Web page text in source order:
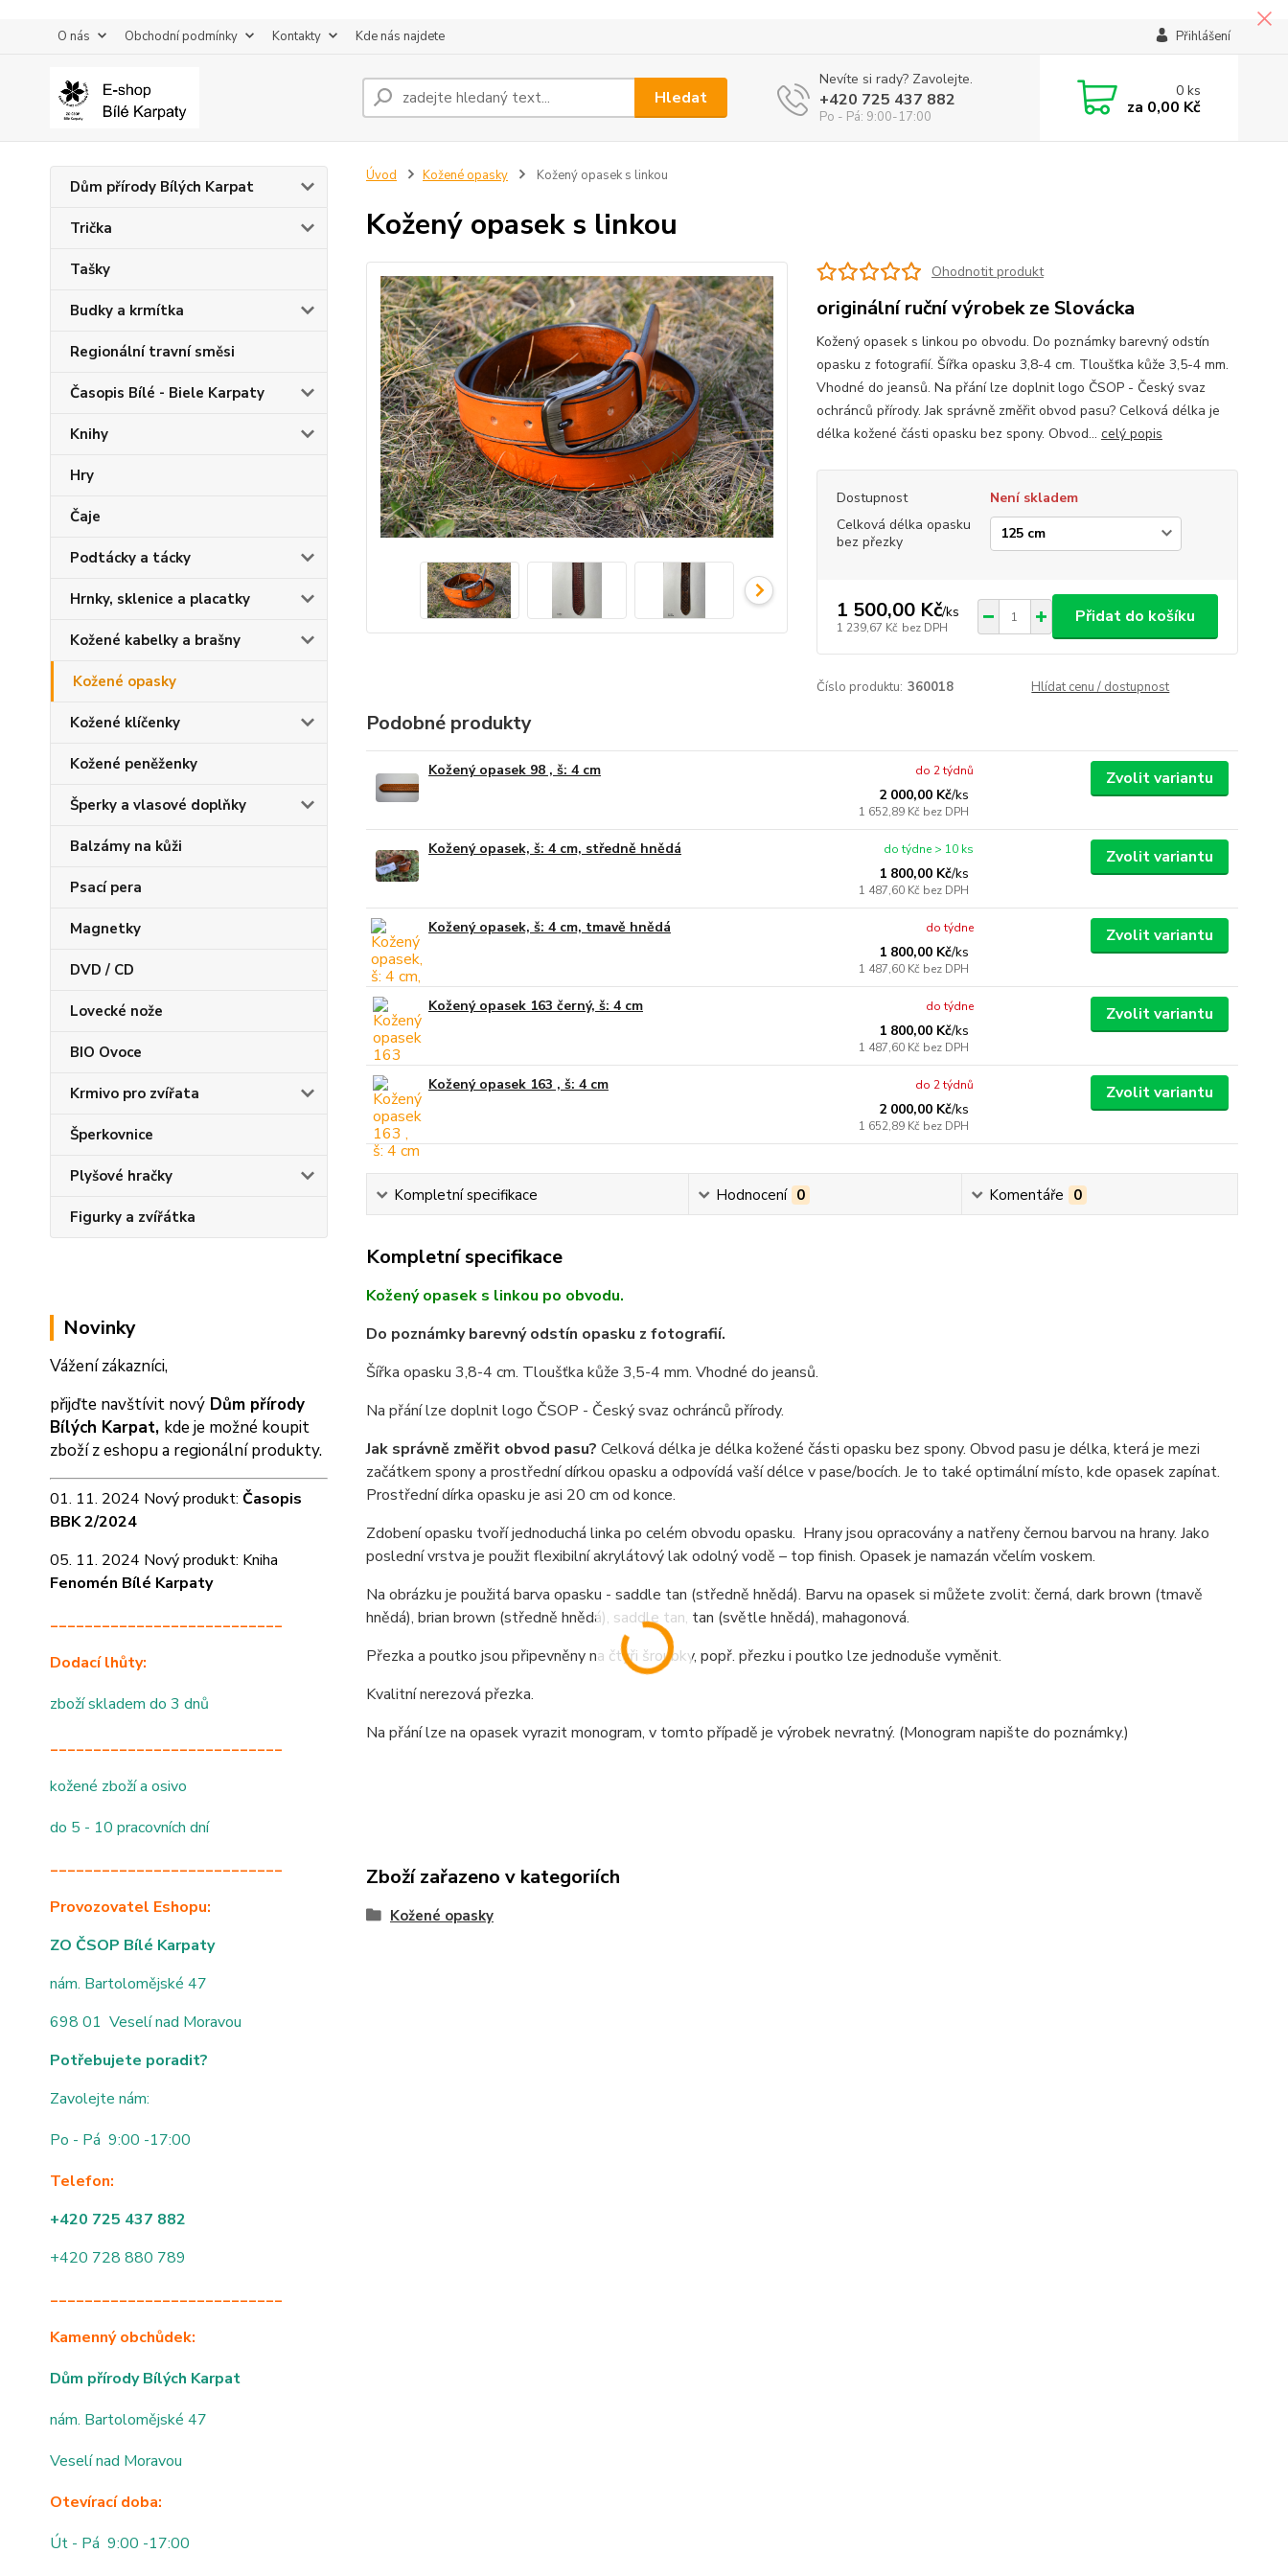
O nás Obchodní podmínky Kontakty Kde nás najdete Přihlášení
Hledat
Nevíte si rady? Zavolejte.
+420 725 437 882
Po - Pá: 9:00-17:00
0ks
za 0,00 Kč
Dům přírody Bílých Karpat
Trička
Tašky
Budky a krmítka
Regionální travní směsi
Časopis Bílé - Biele Karpaty
Knihy
Hry
Čaje
Podtácky a tácky
Hrnky, sklenice a placatky
Kožené kabelky a brašny
Kožené opasky
Kožené klíčenky
Kožené peněženky
Šperky a vlasové doplňky
Balzámy na kůži
Psací pera
Magnetky
DVD / CD
Lovecké nože
BIO Ovoce
Krmivo pro zvířata
Šperkovnice
Plyšové hračky
Figurky a zvířátka
Novinky
Vážení zákazníci,
přijďte navštívit nový Dům přírody
Bílých Karpat, kde je možné koupit
zboží z eshopu a regionální produkty.
01. 11. 2024 Nový produkt: Časopis
BBK 2/2024
05. 11. 2024 Nový produkt: Kniha
Fenomén Bílé Karpaty
___________________________
Dodací lhůty:
zboží skladem do 3 dnů
___________________________
kožené zboží a osivo
do 5 - 10 pracovních dní
___________________________
Provozovatel Eshopu:
ZO ČSOP Bílé Karpaty
nám. Bartolomějské 47
698 01 Veselí nad Moravou
Potřebujete poradit?
Zavolejte nám:
Po - Pá 9:00 -17:00
Telefon:
+420 725 437 882
+420 728 880 789
___________________________
Kamenný obchůdek:
Dům přírody Bílých Karpat
nám. Bartolomějské 47
Veselí nad Moravou
Otevírací doba:
Út - Pá 9:00 -17:00
Úvod Kožené opasky Kožený opasek s linkou
Kožený opasek s linkou
Ohodnotit produkt
originální ruční výrobek ze Slovácka
Kožený opasek s linkou po obvodu. Do poznámky barevný odstín
opasku z fotografií. Šířka opasku 3,8-4 cm. Tloušťka kůže 3,5-4 mm.
Vhodné do jeansů. Na přání lze doplnit logo ČSOP - Český svaz
ochránců přírody. Jak správně změřit obvod pasu? Celková délka je
délka kožené části opasku bez spony. Obvod... celý popis
Dostupnost
Není skladem
Celková délka opasku
bez přezky
1 500,00 Kč/ks
1 239,67 Kč bez DPH
Přidat do košíku
Číslo produktu: 360018 Hlídat cenu / dostupnost
Podobné produkty
Kožený opasek 98 , š: 4 cm
2 000,00 Kč/ks
1 652,89 Kč bez DPH
do 2 týdnů Zvolit variantu
Kožený opasek, š: 4 cm, středně hnědá
1 800,00 Kč/ks
1 487,60 Kč bez DPH
do týdne > 10 ks Zvolit variantu
Kožený opasek, š: 4 cm, tmavě hnědá
1 800,00 Kč/ks
1 487,60 Kč bez DPH
do týdne Zvolit variantu
Kožený opasek 163 černý, š: 4 cm
1 800,00 Kč/ks
1 487,60 Kč bez DPH
do týdne Zvolit variantu
Kožený opasek 163 , š: 4 cm
2 000,00 Kč/ks
1 652,89 Kč bez DPH
do 2 týdnů Zvolit variantu
Kompletní specifikace Hodnocení 0 Komentáře 0
Kompletní specifikace
Kožený opasek s linkou po obvodu.
Do poznámky barevný odstín opasku z fotografií.
Šířka opasku 3,8-4 cm. Tloušťka kůže 3,5-4 mm. Vhodné do jeansů.
Na přání lze doplnit logo ČSOP - Český svaz ochránců přírody.
Jak správně změřit obvod pasu? Celková délka je délka kožené části opasku bez spony. Obvod pasu je délka, která je mezi
začátkem spony a prostřední dírkou opasku a odpovídá vaší délce v pase/bocích. Je to také optimální místo, kde opasek zapínat.
Prostřední dírka opasku je asi 20 cm od konce.
Zdobení opasku tvoří jednoduchá linka po celém obvodu opasku. Hrany jsou opracovány a natřeny černou barvou na hrany. Jako
poslední vrstva je použit flexibilní akrylátový lak odolný vodě – top finish. Opasek je namazán včelím voskem.
Na obrázku je použitá barva opasku - saddle tan (středně hnědá). Barvu na opasek si můžete zvolit: černá, dark brown (tmavě
hnědá), brian brown (středně hnědá), saddle tan, tan (světle hnědá), mahagonová.
Přezka a poutko jsou připevněny na čtyři šroubky, popř. přezku i poutko lze jednoduše vyměnit.
Kvalitní nerezová přezka.
Na přání lze na opasek vyrazit monogram, v tomto případě je výrobek nevratný. (Monogram napište do poznámky.)
Zboží zařazeno v kategoriích
Kožené opasky